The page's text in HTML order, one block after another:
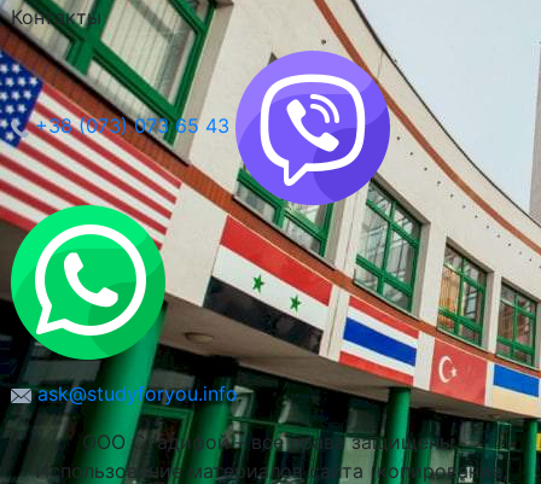
Краковский Экономический Университет
(Экономический Университет в Кракове)
Краков, Польша
Контакты
+38 (073) 073 65 43
ask@studyforyou.info
ООО Стадифой – все права защищены.
Использование материалов сайта (копирование,